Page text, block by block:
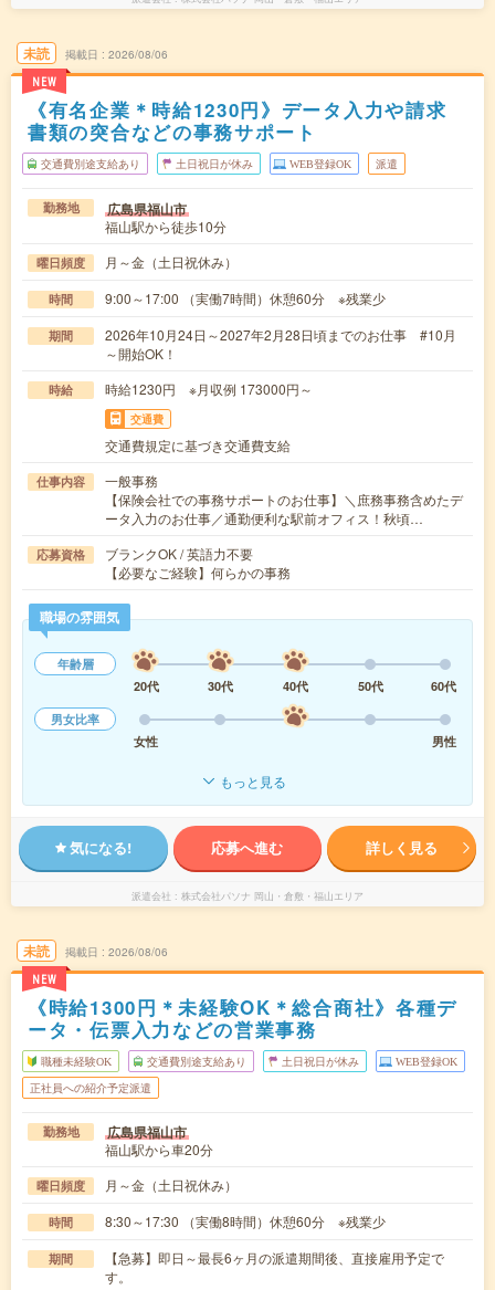
未読
NEW
掲載日 2026/08/06
《有名企業＊時給1230円》データ入力や請求
書類の突合などの事務サポート
交通費別途支給あり 土日祝日が休み WEB登録OK 派遣
勤務地 広島県福山市
福山駅から徒歩10分
曜日頻度 月～金（土日祝休み）
時間 9:00～17:00 （実働7時間）休憩60分 ※残業少
期間
2026年10月24日～2027年2月28日頃までのお仕事 #10月
～開始OK！
時給 時給1230円 ※月収例 173000円～
交通費
交通費規定に基づき交通費支給
仕事内容
一般事務
【保険会社での事務サポートのお仕事】＼庶務事務含めたデ
ータ入力のお仕事／通勤便利な駅前オフィス！秋頃…
応募資格
ブランクOK / 英語力不要
【必要なご経験】何らかの事務
職場の雰囲気
年齢層
20代
30代 40代 50代
60代
男女比率
女性
男性
もっと見る
気になる! 応募へ進む 詳しく見る
派遣会社 株式会社パソナ 岡山・倉敷・福山エリア
未読
NEW
掲載日 2026/08/06
《時給1300円＊未経験OK＊総合商社》各種デ
ータ・伝票入力などの営業事務
職種未経験OK 交通費別途支給あり 土日祝日が休み WEB登録OK
正社員への紹介予定派遣
勤務地 広島県福山市
福山駅から車20分
曜日頻度 月～金（土日祝休み）
時間 8:30～17:30 （実働8時間）休憩60分 ※残業少
期間
【急募】即日～最長6ヶ月の派遣期間後、直接雇用予定で
す。